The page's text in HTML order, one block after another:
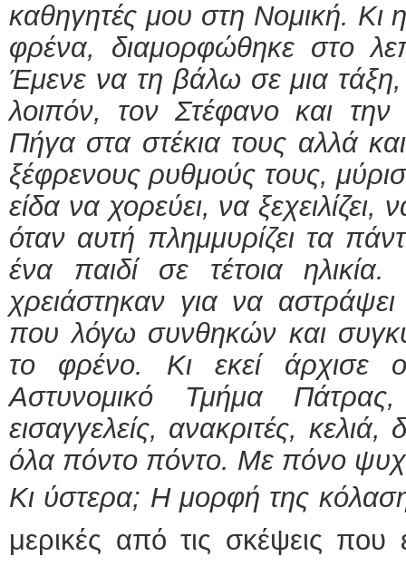
καθηγητές μου στη Νομική. Κι
φρένα, διαμορφώθηκε στο
Έμενε να τη βάλω σε μια
λοιπόν, τον Στέφανο και
Πήγα στα στέκια τους αλλά
ξέφρενους ρυθμούς τους,
είδα να χορεύει, να
όταν αυτή πλημμυρίζει τα
ένα παιδί σε τέτοια ηλικία.
χρειάστηκαν για να
που λόγω συνθηκών και
το φρένο. Κι εκεί άρχισε
Αστυνομικό Τμήμα
εισαγγελείς, ανακριτές,
όλα πόντο πόντο. Με πόνο
Κι ύστερα; Η μορφή της
μερικές από τις σκέψεις που